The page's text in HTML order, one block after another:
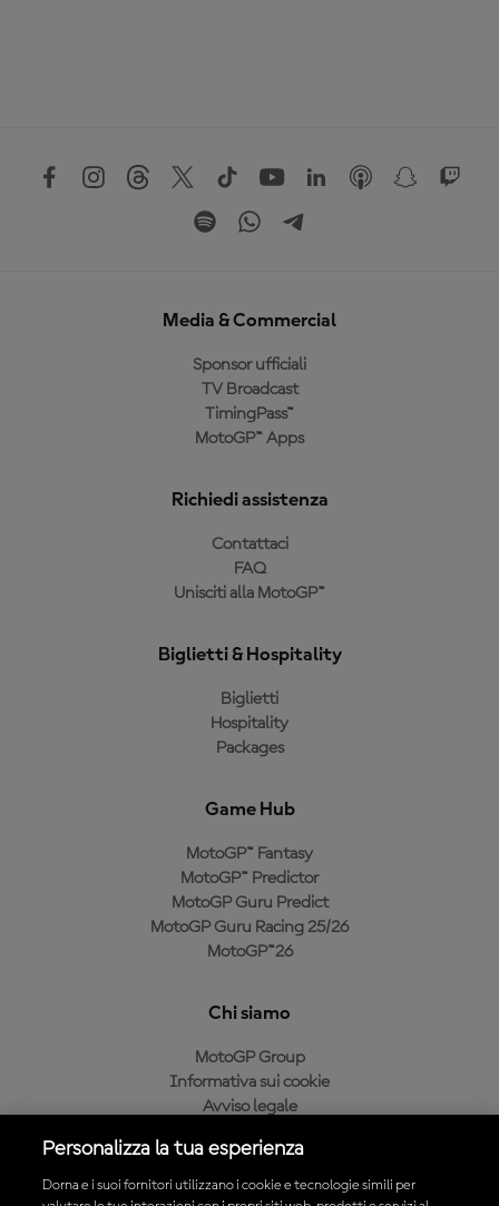
Media & Commercial
Sponsor ufficiali
TV Broadcast
TimingPass™
MotoGP™ Apps
Richiedi assistenza
Contattaci
FAQ
Unisciti alla MotoGP™
Biglietti & Hospitality
Biglietti
Hospitality
Packages
Game Hub
MotoGP™ Fantasy
MotoGP™ Predictor
MotoGP Guru Predict
MotoGP Guru Racing 25/26
MotoGP™26
Chi siamo
MotoGP Group
Informativa sui cookie
Avviso legale
Condizioni di acquisto
Personalizza la tua esperienza
Dorna e i suoi fornitori utilizzano i cookie e tecnologie simili per